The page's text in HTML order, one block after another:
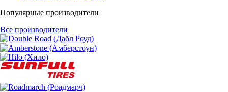
Популярные производители
Все производители